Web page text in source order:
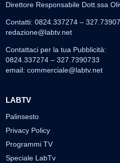
Direttore Responsabile Dott.ssa
Contatti: 0824.337274 –
redazione@labtv.net
Contattaci per la tua Pubblicità:
0824.337274 – 327.7390733
email: commerciale@labtv.net
LABTV
Palinsesto
Privacy Policy
Programmi TV
Speciale LabTv